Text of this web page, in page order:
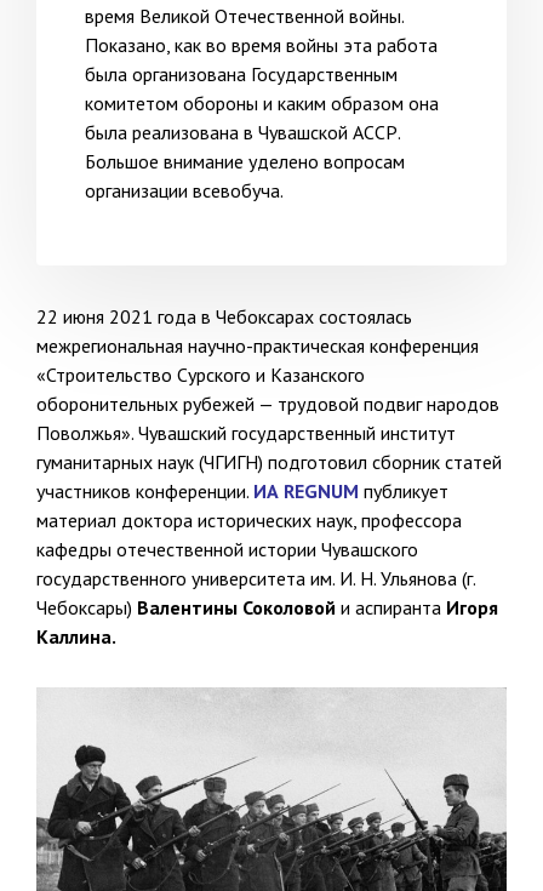
время Великой Отечественной войны.
Показано, как во время войны эта работа
была орга­низована Государственным
комитетом обороны и каким образом она
была реализована в Чувашской АССР.
Большое внимание уделено вопросам
организации всевобуча.
22 июня 2021 года в Чебоксарах состоялась
межрегиональная научно-практическая конференция
«Строительство Сурского и Казанского
оборонительных рубежей — трудовой подвиг народов
Поволжья». Чувашский государственный институт
гуманитарных наук (ЧГИГН) подготовил сборник статей
участников конференции. ИА REGNUM публикует
материал доктора исторических наук, профессора
кафедры отечественной истории Чувашского
государственного университета им. И. Н. Ульянова (г.
Чебоксары) Валентины Соколовой и аспиранта Игоря
Каллина.